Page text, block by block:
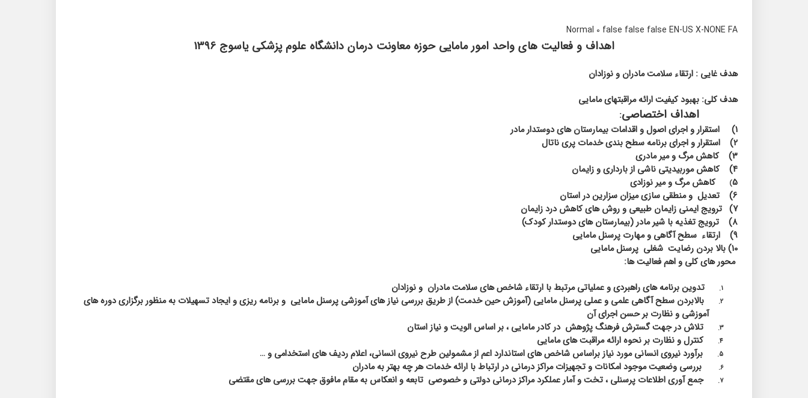
Normal 0 false false false EN-US X-NONE FA
اهداف و فعالیت های واحد امور مامایی حوزه معاونت درمان دانشگاه علوم پزشکی یاسوج 1396
هدف غایی : ارتقاء سلامت مادران و نوزادان
هدف کلی: بهبود کیفیت ارائه مراقبتهای مامایی
اهداف اختصاصی:
1)
استقرار و اجرای اصول و اقدامات بیمارستان های دوستدار مادر
2)
استقرار و اجرای برنامه سطح بندی خدمات پری ناتال
3)
کاهش مرگ و میر مادری
4)
کاهش موربیدیتی ناشی از بارداری و زایمان
5
)
کاهش مرگ و میر نوزادی
6)
تعدیل و منطقی سازی میزان سزارین در استان
7)
ترویج ایمنی زایمان طبیعی و روش های کاهش درد زایمان
8)
ترویج تغذیه با شیر مادر (بیمارستان های دوستدار کودک)
9)
ارتقاء سطح آگاهی و مهارت پرسنل مامایی
10) بالا بردن رضایت
شغلی پرسنل مامایی
محور های کلی و اهم فعالیت ها:
1. تدوین برنامه های راهبردی و عملیاتی مرتبط با ارتقاء شاخص های سلامت مادران و نوزادان
2. بالابردن سطح آگاهی علمی و عملی پرسنل مامایی (آموزش حین خدمت) از طریق بررسی نیاز های آموزشی پرسنل مامایی و برنامه ریزی و ایجاد تسهیلات به منظور برگزاری دوره های
آموزشی و نظارت بر حسن اجرای آن
3. تلاش در جهت گسترش فرهنگ پژوهش در کادر مامایی ، بر اساس الویت و نیاز استان
4. کنترل و نظارت بر نحوه ارائه مراقبت های مامایی
5. برآورد نیروی انسانی مورد نیاز براساس شاخص های استاندارد اعم از مشمولین طرح نیروی انسانی، اعلام ردیف های استخدامی و …
6. بررسی وضعیت موجود امکانات و تجهیزات مراکز درمانی در ارتباط با ارائه خدمات هر چه بهتر به مادران
7. جمع آوری اطلاعات پرسنلی ، تخت و آمار عملکرد مراکز درمانی دولتی و خصوصی تابعه و انعکاس به مقام مافوق جهت بررسی های مقتضی